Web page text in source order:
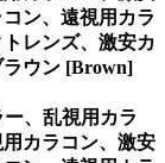
ン、遠視用カラ
レンズ、激安カ
ウン [Brown]
、乱視用カラ
カラコン、激安